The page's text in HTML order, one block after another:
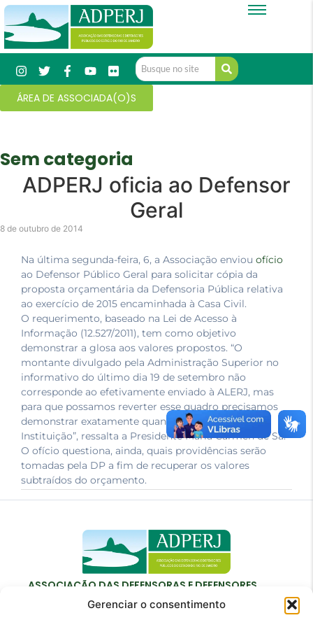
Gerenciar o consentimento
ÁREA DE ASSOCIADA(O)S
Sem categoria
ADPERJ oficia ao Defensor
Geral
8 de outubro de 2014
Na última segunda-feira, 6, a Associação enviou ofício
ao Defensor Público Geral para solicitar cópia da
proposta orçamentária da Defensoria Pública relativa
ao exercício de 2015 encaminhada à Casa Civil.
O requerimento, baseado na Lei de Acesso à
Informação (12.527/2011), tem como objetivo
demonstrar a glosa aos valores propostos. “O
montante divulgado pela Administração Superior no
informativo do último dia 19 de setembro não
corresponde ao efetivamente enviado à ALERJ, mas
para que possamos reverter esse quadro precisamos
demonstrar exatamente quanto foi pedido para a
Instituição”, ressalta a Presidente Maria Carmen de Sá.
O ofício questiona, ainda, quais providências serão
tomadas pela DP a fim de recuperar os valores
subtraídos do orçamento.
ASSOCIAÇÃO DAS DEFENSORAS E DEFENSORES
PÚBLICOS DO ESTADO DO RIO DE JANEIRO